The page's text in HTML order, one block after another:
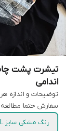
تیشرت پشت چاپ
اندامی
توضیحات و
سفارش حتما
رنگ مشکی سایز 3XL